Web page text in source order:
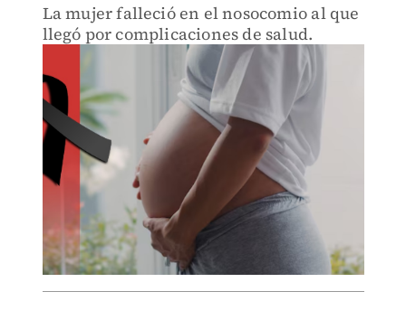
La mujer falleció en el nosocomio al que
llegó por complicaciones de salud.